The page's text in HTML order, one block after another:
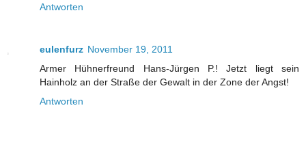
Antworten
eulenfurz November 19, 2011
Armer Hühnerfreund Hans-Jürgen P.! Jetzt liegt sein
Hainholz an der Straße der Gewalt in der Zone der Angst!
Antworten